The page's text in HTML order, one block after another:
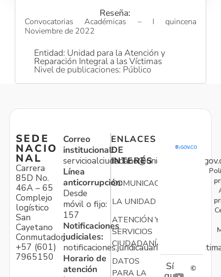
Reseña:
Convocatorias Académicas – I quincena
Noviembre de 2022
Entidad: Unidad para la Atención y
Reparación Integral a las Víctimas
Nivel de publicaciones: Público
SEDE
NACIO
NAL
Carrera
85D No.
46A – 65
Complejo
logístico
San
Cayetano
Conmutador:
+57 (601)
7965150
Correo
institucional:
Línea
anticorrupción:
Desde
móvil o fijo:
157
Notificaciones
judiciales:
Horario de
atención
ENLACES
DE
INTERÉS
COMUNICACIONES
LA UNIDAD
ATENCIÓN Y
SERVICIOS
CIUDADANÍA
DATOS
PARA LA
Sí
©